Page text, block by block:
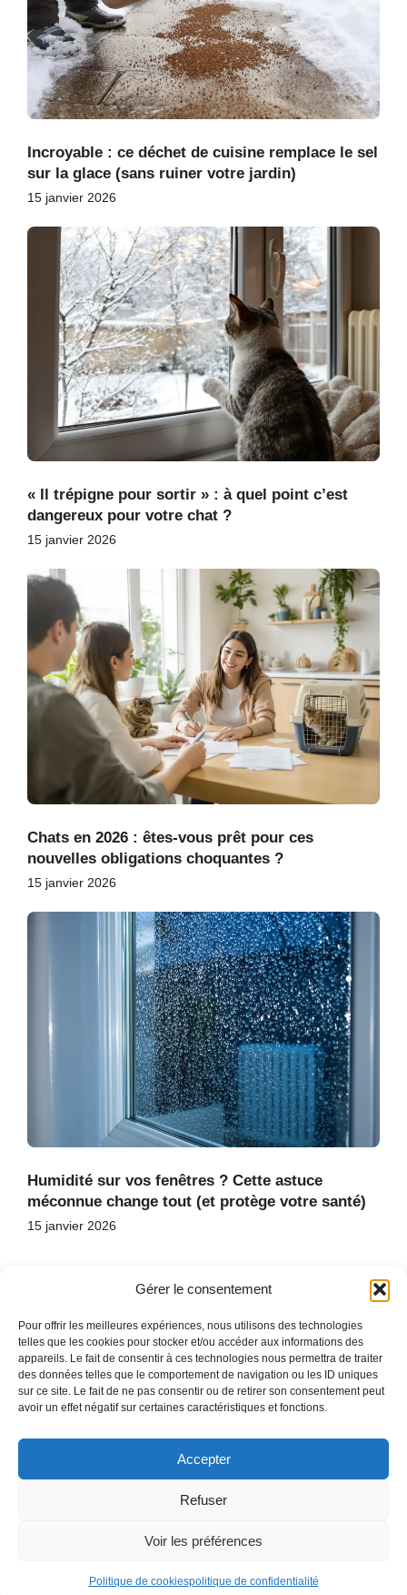
Gérer le consentement
Pour offrir les meilleures expériences, nous utilisons des technologies
telles que les cookies pour stocker et/ou accéder aux informations des
appareils. Le fait de consentir à ces technologies nous permettra de traiter
des données telles que le comportement de navigation ou les ID uniques
sur ce site. Le fait de ne pas consentir ou de retirer son consentement peut
avoir un effet négatif sur certaines caractéristiques et fonctions.
Accepter
Refuser
Voir les préférences
Politique de cookiespolitique de confidentialité
Incroyable : ce déchet de cuisine remplace le sel
sur la glace (sans ruiner votre jardin)
15 janvier 2026
« Il trépigne pour sortir » : à quel point c’est
dangereux pour votre chat ?
15 janvier 2026
Chats en 2026 : êtes-vous prêt pour ces
nouvelles obligations choquantes ?
15 janvier 2026
Humidité sur vos fenêtres ? Cette astuce
méconnue change tout (et protège votre santé)
15 janvier 2026
ACCUEIL
CONTACT
PLAN DU SITE
COPYRIGHT © 2026
MENTIONS LÉGALES